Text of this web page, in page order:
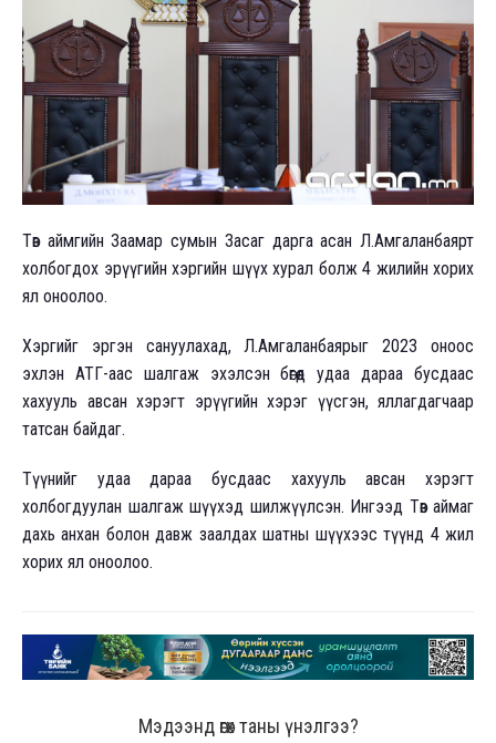
Төв аймгийн Заамар сумын Засаг дарга асан Л.Амгаланбаярт
холбогдох эрүүгийн хэргийн шүүх хурал болж 4 жилийн хорих
ял оноолоо.
Хэргийг эргэн сануулахад, Л.Амгаланбаярыг 2023 оноос
эхлэн АТГ-аас шалгаж эхэлсэн бөгөөд удаа дараа бусдаас
хахууль авсан хэрэгт эрүүгийн хэрэг үүсгэн, яллагдагчаар
татсан байдаг.
Түүнийг удаа дараа бусдаас хахууль авсан хэрэгт
холбогдуулан шалгаж шүүхэд шилжүүлсэн. Ингээд Төв аймаг
дахь анхан болон давж заалдах шатны шүүхээс түүнд 4 жил
хорих ял оноолоо.
Мэдээнд өгөх таны үнэлгээ?